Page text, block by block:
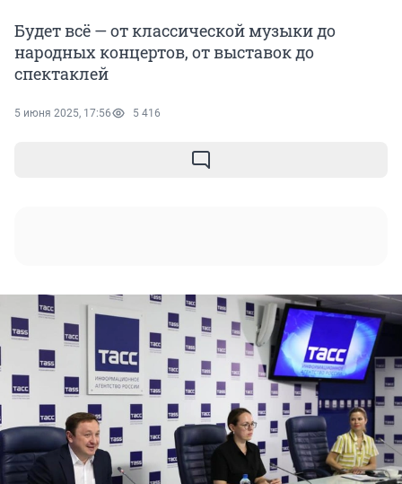
Будет всё — от классической музыки до
народных концертов, от выставок до
спектаклей
5 июня 2025, 17:56 5 416